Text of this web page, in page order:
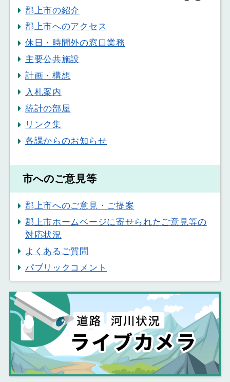
郡上市の紹介
郡上市へのアクセス
休日・時間外の窓口業務
主要公共施設
計画・構想
入札案内
統計の部屋
リンク集
各課からのお知らせ
市へのご意見等
郡上市へのご意見・ご提案
郡上市ホームページに寄せられたご意見等の
対応状況
よくあるご質問
パブリックコメント